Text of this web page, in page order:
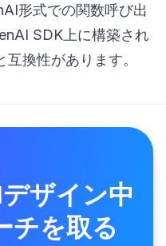
形式での関数呼び出
SDK上に構築され
換性があります。
ザイン中
チを取る